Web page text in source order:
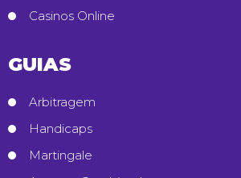
Casinos Online
GUIAS
Arbitragem
Handicaps
Martingale